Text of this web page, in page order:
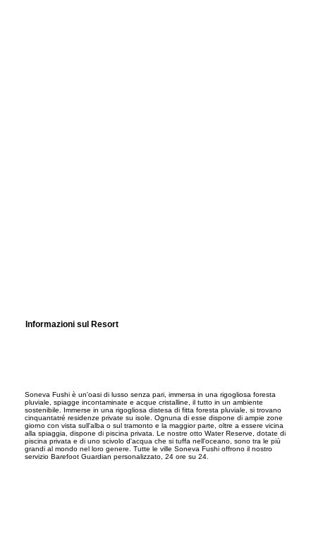
Informazioni sul Resort
Soneva Fushi è un'oasi di lusso senza pari, immersa in una rigogliosa foresta
pluviale, spiagge incontaminate e acque cristalline, il tutto in un ambiente
sostenibile. Immerse in una rigogliosa distesa di fitta foresta pluviale, si trovano
cinquantatré residenze private su isole. Ognuna di esse dispone di ampie zone
giorno con vista sull'alba o sul tramonto e la maggior parte, oltre a essere vicina
alla spiaggia, dispone di piscina privata. Le nostre otto Water Reserve, dotate di
piscina privata e di uno scivolo d'acqua che si tuffa nell'oceano, sono tra le più
grandi al mondo nel loro genere. Tutte le ville Soneva Fushi offrono il nostro
servizio Barefoot Guardian personalizzato, 24 ore su 24.